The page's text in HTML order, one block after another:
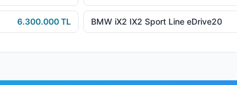
6.300.000 TL BMW iX2 IX2 Sport Line eDrive20